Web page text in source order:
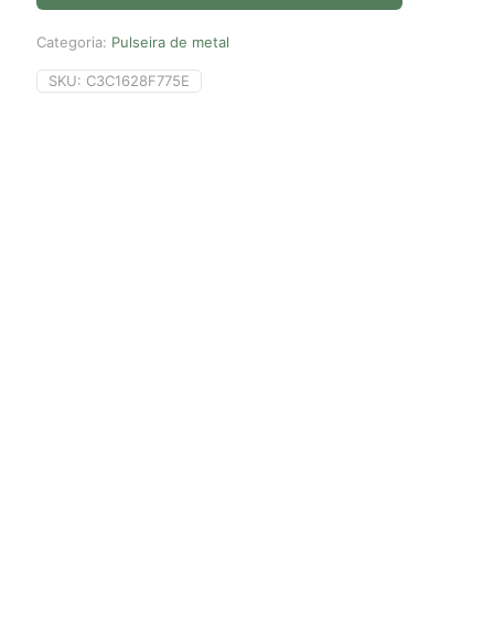
Categoria: Pulseira de metal
SKU: C3C1628F775E